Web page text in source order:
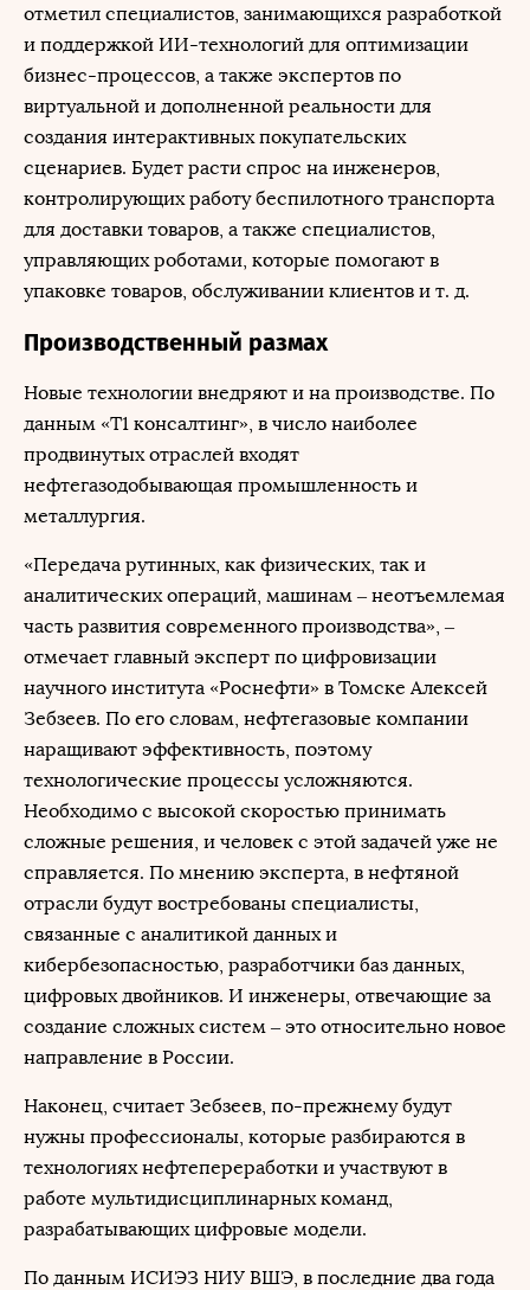
отметил специалистов, занимающихся разработкой
и поддержкой ИИ-технологий для оптимизации
бизнес-процессов, а также экспертов по
виртуальной и дополненной реальности для
создания интерактивных покупательских
сценариев. Будет расти спрос на инженеров,
контролирующих работу беспилотного транспорта
для доставки товаров, а также специалистов,
управляющих роботами, которые помогают в
упаковке товаров, обслуживании клиентов и т. д.
Производственный размах
Новые технологии внедряют и на производстве. По
данным «T1 консалтинг», в число наиболее
продвинутых отраслей входят
нефтегазодобывающая промышленность и
металлургия.
«Передача рутинных, как физических, так и
аналитических операций, машинам – неотъемлемая
часть развития современного производства», –
отмечает главный эксперт по цифровизации
научного института «Роснефти» в Томске Алексей
Зебзеев. По его словам, нефтегазовые компании
наращивают эффективность, поэтому
технологические процессы усложняются.
Необходимо с высокой скоростью принимать
сложные решения, и человек с этой задачей уже не
справляется. По мнению эксперта, в нефтяной
отрасли будут востребованы специалисты,
связанные с аналитикой данных и
кибербезопасностью, разработчики баз данных,
цифровых двойников. И инженеры, отвечающие за
создание сложных систем – это относительно новое
направление в России.
Наконец, считает Зебзеев, по-прежнему будут
нужны профессионалы, которые разбираются в
технологиях нефтепереработки и участвуют в
работе мультидисциплинарных команд,
разрабатывающих цифровые модели.
По данным ИСИЭЗ НИУ ВШЭ, в последние два года